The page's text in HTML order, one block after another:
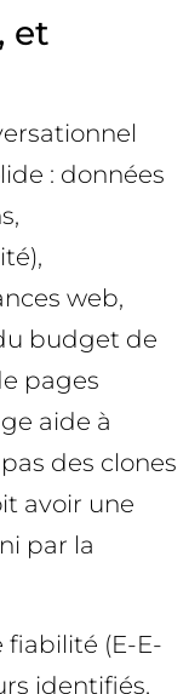
et
: données
web,
budget de
pages
aide à
des clones
avoir une
par la
fiabilité (E-E-
identifiés,